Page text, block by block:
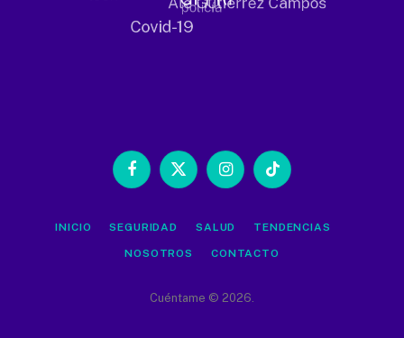
Facebook
X
InstagramTikTok
INICIO SEGURIDAD SALUD TENDENCIAS
NOSOTROS CONTACTO
Cuéntame © 2026.